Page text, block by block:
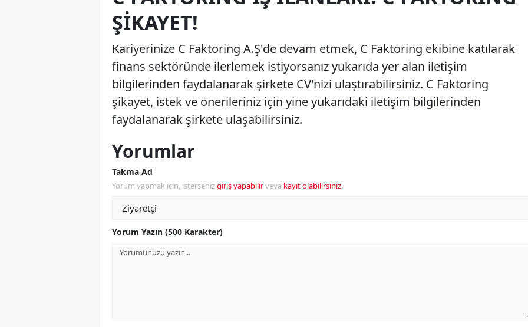
ŞIKAYET!
Kariyerinize C Faktoring A.Ş'de devam etmek, C Faktoring ekibine katılarak
finans sektöründe ilerlemek istiyorsanız yukarıda yer alan iletişim
bilgilerinden faydalanarak şirkete CV'nizi ulaştırabilirsiniz. C Faktoring
şikayet, istek ve önerileriniz için yine yukarıdaki iletişim bilgilerinden
faydalanarak şirkete ulaşabilirsiniz.
Yorumlar
Takma Ad
Yorum yapmak için, istersenizgiriş yapabilirveya kayıt olabilirsiniz.
Yorum Yazın (500 Karakter)